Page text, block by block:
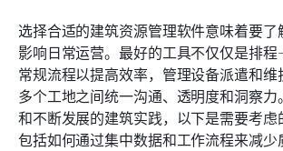
选择合适的建筑资源管理软件意味着要了
影响日常运营。最好的工具不仅仅是排
常规流程以提高效率，管理设备派遣和维
多个工地之间统一沟通、透明度和洞察
和不断发展的建筑实践，以下是需要考虑
包括如何通过集中数据和工作流程来减少